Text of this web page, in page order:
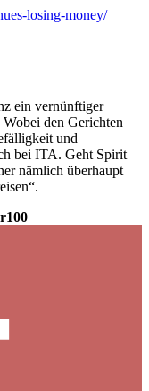
losing-money/
ein vernünftiger
den Gerichten
und
bei ITA. Geht Spirit
nämlich überhaupt